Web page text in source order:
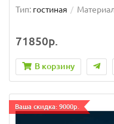
Тип: гостиная
71850р.
В корзину
Ваша скидка: 9000р.